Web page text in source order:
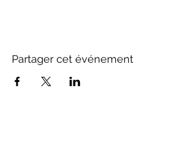
Partager cet événement